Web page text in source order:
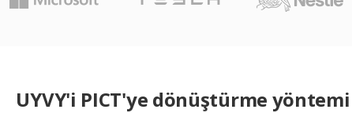
UYVY'i PICT'ye dönüştürme yöntemi